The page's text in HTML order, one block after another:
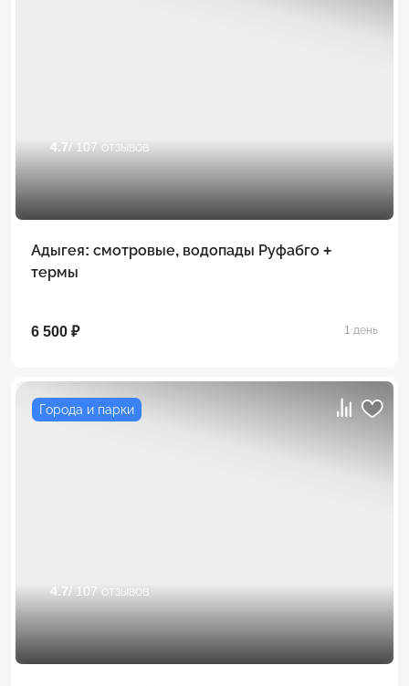
4.7/ 107 отзывов
Адыгея: смотровые, водопады Руфабго +
термы
6 500 ₽ 1 день
Города и парки
4.7/ 107 отзывов